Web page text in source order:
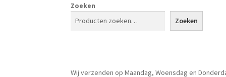
Zoeken
Zoeken
Wij verzenden op Maandag, Woensdag en